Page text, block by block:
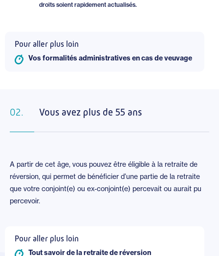
droits soient rapidement actualisés.
Pour aller plus loin
Vos formalités administratives en cas de veuvage
02. Vous avez plus de 55 ans
A partir de cet âge, vous pouvez être éligible à la retraite de
réversion, qui permet de bénéficier d’une partie de la retraite
que votre conjoint(e) ou ex-conjoint(e) percevait ou aurait pu
percevoir.
Pour aller plus loin
Tout savoir de la retraite de réversion